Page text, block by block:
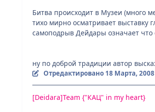
Битва происходит в Музеи (много
тихо мирно осматривает выставку
самоподрыв Дейдары означает что
ну по доброй традиции автор
Отредактировано 18 Марта, 2008
[Deidara]Team {"КАЦ" in my heart}